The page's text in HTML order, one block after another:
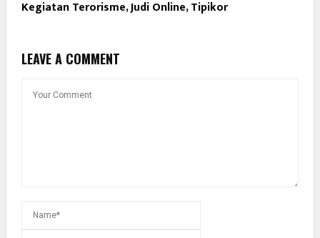
Kegiatan Terorisme, Judi Online, Tipikor
LEAVE A COMMENT